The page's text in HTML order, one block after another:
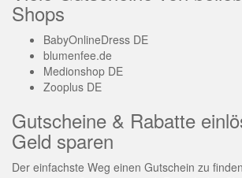
Shops
BabyOnlineDress DE
blumenfee.de
Medionshop DE
Zooplus DE
Gutscheine & Rabatte
Geld sparen
Der einfachste Weg einen Gutschein zu